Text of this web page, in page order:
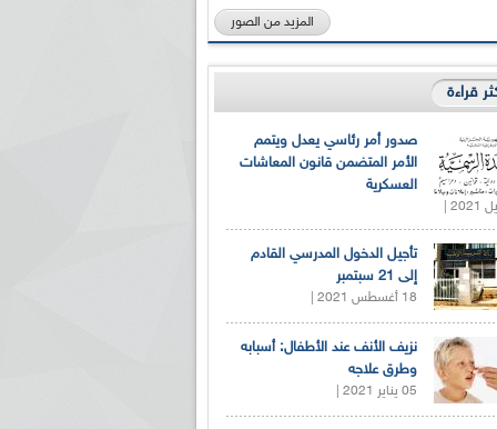
المزيد من الصور
قراءة
صدور أمر رئاسي يعدل ويتمم
الأمر المتضمن قانون المعاشات
العسكرية
تأجيل الدخول المدرسي القادم
إلى 21 سبتمبر
18 أغسطس 2021 |
نزيف الأنف عند الأطفال: أسبابه
وطرق علاجه
05 يناير 2021 |